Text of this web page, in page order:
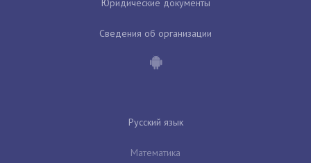
Юридические документы
Сведения об организации
Русский язык
Математика